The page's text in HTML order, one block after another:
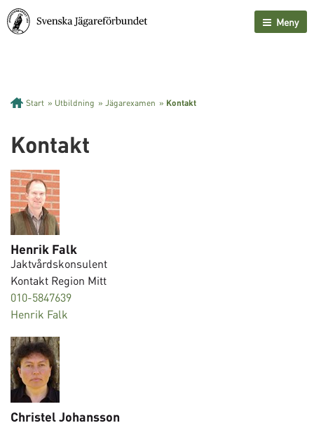
Meny
Start » Utbildning » Jägarexamen » Kontakt
Kontakt
Henrik Falk
Jaktvårdskonsulent
Kontakt Region Mitt
010-5847639
Henrik Falk
Christel Johansson